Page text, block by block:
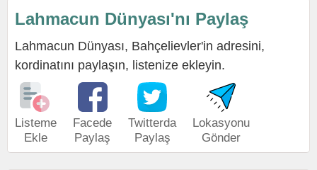
Lahmacun Dünyası'nı Paylaş
Lahmacun Dünyası, Bahçelievler'in adresini,
kordinatını paylaşın, listenize ekleyin.
Listeme
Ekle
Facede
Paylaş
Twitterda
Paylaş
Lokasyonu
Gönder